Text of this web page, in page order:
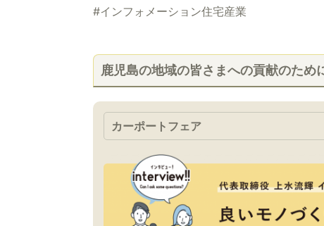
#インフォメーション住宅産業
鹿児島の地域の皆さまへの貢献のため
カーポートフェア